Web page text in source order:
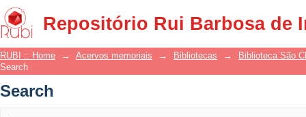
Repositório Rui Barbosa de
Search
RUBI :: Home → Acervos memoriais → Bibliotecas →
Biblioteca São
Search
Search